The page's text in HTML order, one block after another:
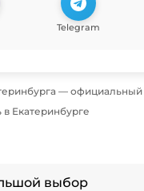
Telegram
Екатеринбурге
выбор